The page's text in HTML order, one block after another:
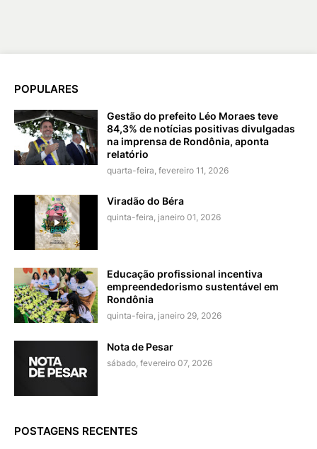
POPULARES
Gestão do prefeito Léo Moraes teve
84,3% de notícias positivas divulgadas
na imprensa de Rondônia, aponta
relatório
quarta-feira, fevereiro 11, 2026
Viradão do Béra
quinta-feira, janeiro 01, 2026
Educação profissional incentiva
empreendedorismo sustentável em
Rondônia
quinta-feira, janeiro 29, 2026
Nota de Pesar
sábado, fevereiro 07, 2026
POSTAGENS RECENTES